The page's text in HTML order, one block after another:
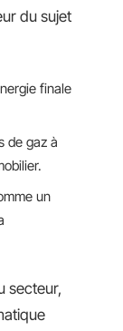
du sujet
finale
de gaz à
un
secteur,